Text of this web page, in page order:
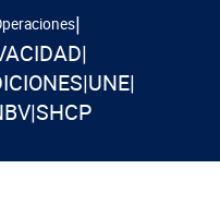
|
|
|UNE|
|SHCP